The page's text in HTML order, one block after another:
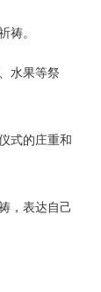
祷。
水果等祭
式的庄重和
，表达自己